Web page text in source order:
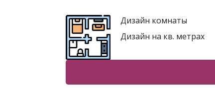
Дизайн комнаты
Дизайн на кв. метрах